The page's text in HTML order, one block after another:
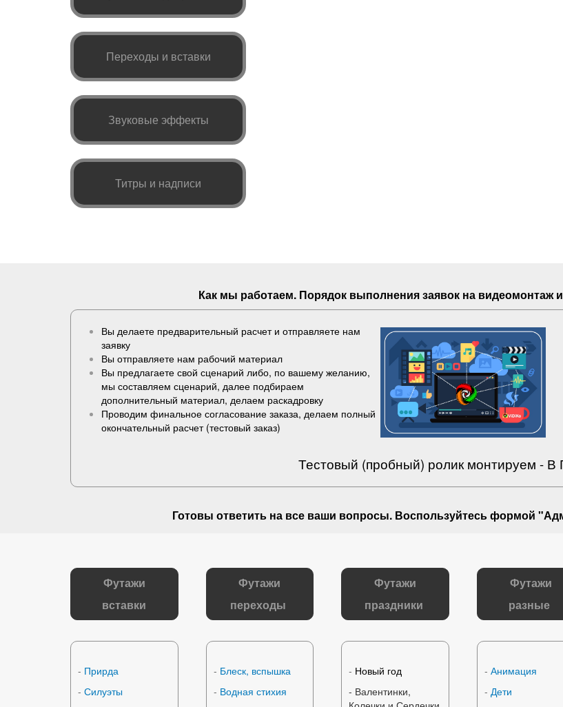
Переходы и вставки
Звуковые эффекты
Титры и надписи
Как мы работаем. Порядок выполнениязаявок на видеомонтаж
Вы делаете предварительный расчет и отправляете нам
заявку
Вы отправляете нам рабочий материал
Вы предлагаете свой сценарий либо, по вашему желанию,
мы составляем сценарий, далее подбираем
дополнительный материал, делаем раскадровку
Проводим финальное согласование заказа, делаем полный
окончательный расчет (тестовый заказ)
Тестовый (пробный) ролик монтируем -
Готовы ответить на все ваши вопросы. Воспользуйтесь формой
Футажи
вставки
- Прирда
- Силуэты
Футажи
переходы
- Блеск, вспышка
- Водная стихия
Футажи
праздники
- Новый год
- Валентинки,
Футажи
разные
- Анимация
- Дети